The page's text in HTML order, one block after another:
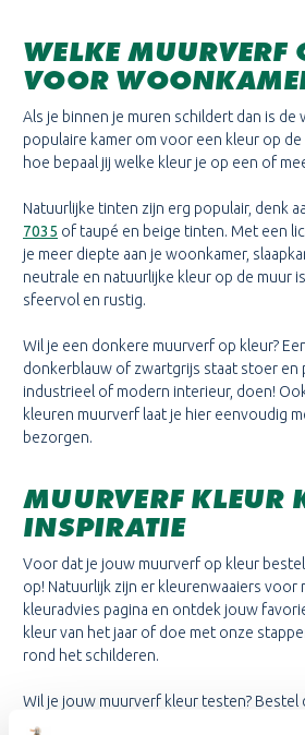
WELKE MUURVERF
VOOR
Als je binnen je muren schildert dan is de
populaire kamer om voor een kleur op
hoe bepaal jij welke kleur je op een of
Natuurlijke tinten zijn erg populair, denk
7035 of taupé en beige tinten. Met een
je meer diepte aan je woonkamer,
neutrale en natuurlijke kleur op de muur
sfeervol en rustig.
Wil je een donkere muurverf op kleur?
donkerblauw of zwartgrijs staat stoer en
industrieel of modern interieur, doen!
kleuren muurverf laat je hier eenvoudig
bezorgen.
MUURVERF KLEUR
INSPIRATIE
Voor dat je jouw muurverf op kleur
op! Natuurlijk zijn er kleurenwaaiers voor
kleuradvies pagina en ontdek jouw
kleur van het jaar of doe met onze
rond het schilderen.
Wil je jouw muurverf kleur testen?
een kleine hoeveelheid van 250 ml.